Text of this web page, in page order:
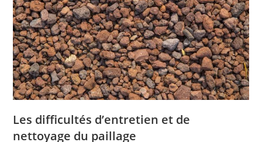
Les difficultés d’entretien et de
nettoyage du paillage